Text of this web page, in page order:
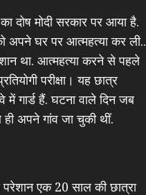
दोष मोदी सरकार पर आया है.
अपने घर पर आत्महत्या कर ली..
था. आत्महत्या करने से पहले
परीक्षा। यह छात्र
गार्ड हैं. घटना वाले दिन जब
अपने गांव जा चुकी थीं.
एक 20 साल की छात्रा